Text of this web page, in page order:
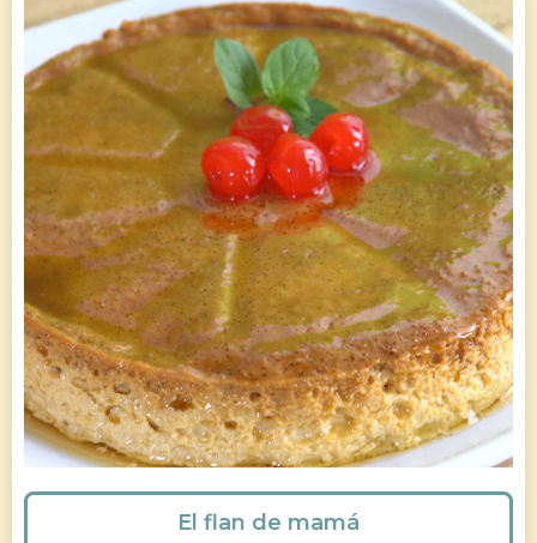
El flan de mamá